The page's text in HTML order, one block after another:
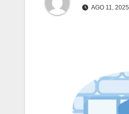
AGO 11, 2025